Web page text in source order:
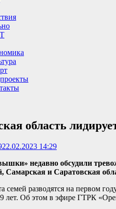
область
22.02.2023 14:29
недавно обсудили
Самарская и Саратовская
семей разводятся на первом
лет. Об этом в эфире ГТРК